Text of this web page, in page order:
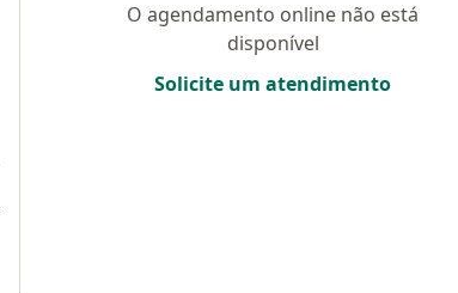
O agendamento online não está
disponível
Solicite um atendimento